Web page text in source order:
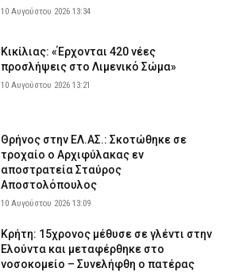
10 Αυγούστου 2026 13:34
Κικίλιας: «Έρχονται 420 νέες
προσλήψεις στο Λιμενικό Σώμα»
10 Αυγούστου 2026 13:21
Θρήνος στην ΕΛ.ΑΣ.: Σκοτώθηκε σε
τροχαίο ο Αρχιφύλακας εν
αποστρατεία Σταύρος
Αποστολόπουλος
10 Αυγούστου 2026 13:09
Κρήτη: 15χρονος μέθυσε σε γλέντι στην
Ελούντα και μεταφέρθηκε στο
νοσοκομείο – Συνελήφθη ο πατέρας